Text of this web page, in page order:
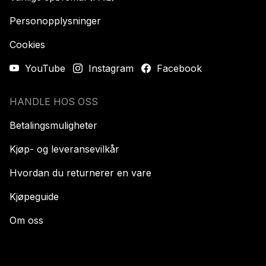
Personopplysninger
Cookies
YouTube
Instagram Facebook
HANDLE HOS OSS
Betalingsmuligheter
Kjøp- og leveransevilkår
Hvordan du returnerer en vare
Kjøpeguide
Om oss